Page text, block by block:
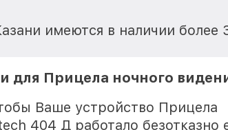
имеются в наличии
для Прицела ночного
Ваше устройство Прицела
404 Д работало безотказно